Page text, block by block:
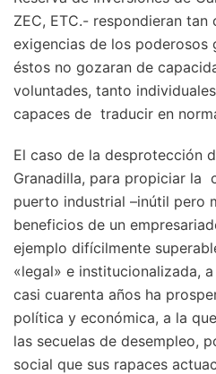
ZEC, ETC.- respondieran tan
exigencias de los poderosos
éstos no gozaran de
voluntades, tanto
capaces de traducir en
El caso de la desprotección
Granadilla, para propiciar la
puerto industrial –inútil pero
beneficios de un
ejemplo difícilmente
«legal» e institucionalizada,
casi cuarenta años ha
política y económica, a la
las secuelas de desempleo,
social que sus rapaces